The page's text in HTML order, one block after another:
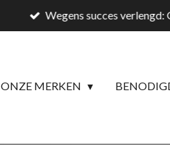
Wegens succes
ONZE MERKEN